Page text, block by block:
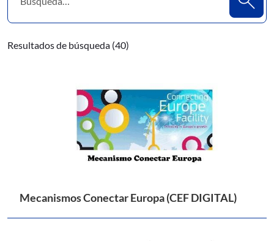
Resultados de búsqueda (40)
Mecanismos Conectar Europa (CEF DIGITAL)